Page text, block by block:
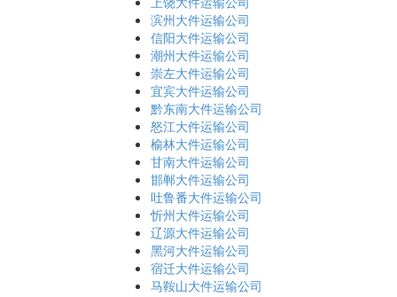
滨州大件运输公司
信阳大件运输公司
潮州大件运输公司
崇左大件运输公司
宜宾大件运输公司
黔东南大件运输公司
怒江大件运输公司
榆林大件运输公司
甘南大件运输公司
邯郸大件运输公司
吐鲁番大件运输公司
忻州大件运输公司
辽源大件运输公司
黑河大件运输公司
宿迁大件运输公司
马鞍山大件运输公司